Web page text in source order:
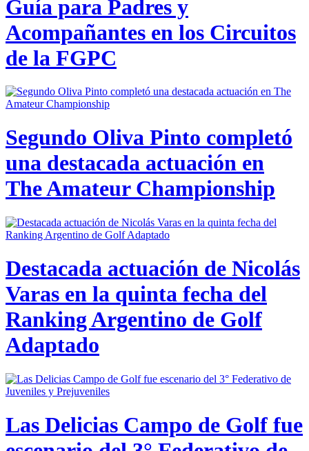
Guía para Padres y
Acompañantes en los Circuitos
de la FGPC
Segundo Oliva Pinto completó
una destacada actuación en
The Amateur Championship
Destacada actuación de Nicolás
Varas en la quinta fecha del
Ranking Argentino de Golf
Adaptado
Las Delicias Campo de Golf fue